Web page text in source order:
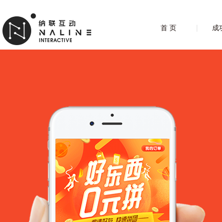
首 页 成